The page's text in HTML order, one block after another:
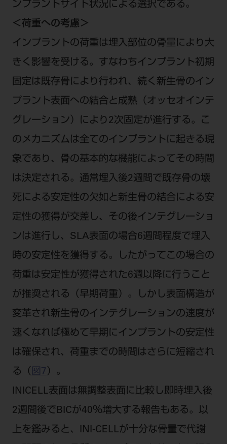
ンプラントサイト状況による選択である。
＜荷重への考慮＞
インプラントの荷重は埋入部位の骨量により大
きく影響を受ける。すなわちインプラント初期
固定は既存骨により行われ、続く新生骨のイン
プラント表面への結合と成熟（オッセオインテ
グレーション）により2次固定が進行する。こ
のメカニズムは全てのインプラントに起きる現
象であり、骨の基本的な機能によってその時間
は決定される。通常埋入後2週間で既存骨の壊
死による安定性の欠如と新生骨の結合による安
定性の獲得が交差し、その後インテグレーショ
ンは進行し、SLA表面の場合6週間程度で埋入
時の安定性を獲得する。したがってこの場合の
荷重は安定性が獲得された6週以降に行うこと
が推奨される（早期荷重）。しかし表面構造が
変革され新生骨のインテグレーションの速度が
速くなれば極めて早期にインプラントの安定性
は確保され、荷重までの時間はさらに短縮され
る（ 図7 ）。
INICELL表面は無調整表面に比較し即時埋入後
2週間後でBICが40％増大する報告もある。以
上を鑑みると、INI-CELLが十分な骨量で代謝